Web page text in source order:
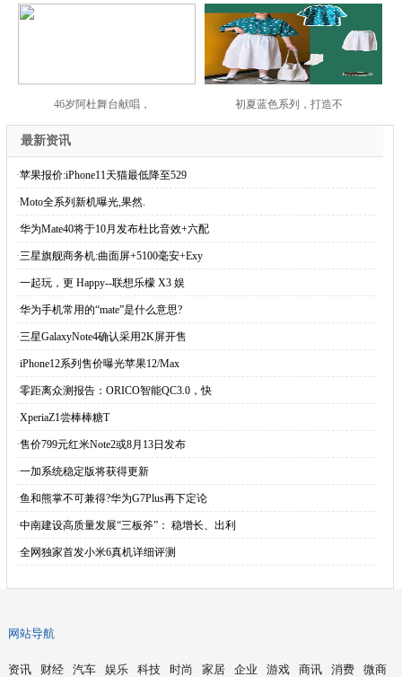
46岁阿杜舞台献唱， 初夏蓝色系列，打造不
最新资讯
·苹果报价:iPhone11天猫最低降至529
·Moto全系列新机曝光,果然.
·华为Mate40将于10月发布杜比音效+六配
·三星旗舰商务机:曲面屏+5100毫安+Exy
·一起玩，更 Happy--联想乐檬 X3 娱
·华为手机常用的“mate”是什么意思?
·三星GalaxyNote4确认采用2K屏开售
·iPhone12系列售价曝光苹果12/Max
·零距离众测报告：ORICO智能QC3.0，快
·XperiaZ1尝棒棒糖T
·售价799元红米Note2或8月13日发布
·一加系统稳定版将获得更新
·鱼和熊掌不可兼得?华为G7Plus再下定论
·中南建设高质量发展“三板斧”： 稳增长、出利
·全网独家首发小米6真机详细评测
网站导航
资讯 财经 汽车 娱乐 科技 时尚 家居 企业 游戏 商讯 消费 微商